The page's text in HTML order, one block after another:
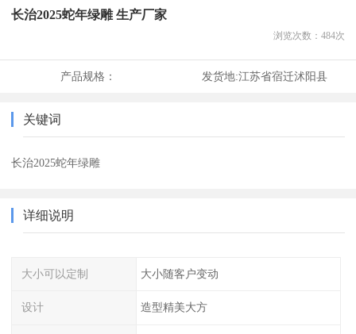
长治2025蛇年绿雕 生产厂家
浏览次数： 484次
产品规格： 发货地:江苏省宿迁沭阳县
关键词
长治2025蛇年绿雕
详细说明
大小可以定制 大小随客户变动
设计 造型精美大方